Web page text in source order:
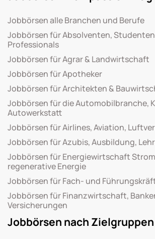
Jobbörsen alle Branchen und Berufe
Jobbörsen für Absolventen,
Professionals
Jobbörsen für Agrar & Landwirtschaft
Jobbörsen für Apotheker
Jobbörsen für Architekten &
Jobbörsen für die Automobilbranche,
Autowerkstatt
Jobbörsen für Airlines, Aviation,
Jobbörsen für Azubis, Ausbildung,
Jobbörsen für Energiewirtschaft Strom,
regenerative Energie
Jobbörsen für Fach- und
Jobbörsen für Finanzwirtschaft,
Versicherungen
Jobbörsen nach Zielgruppen